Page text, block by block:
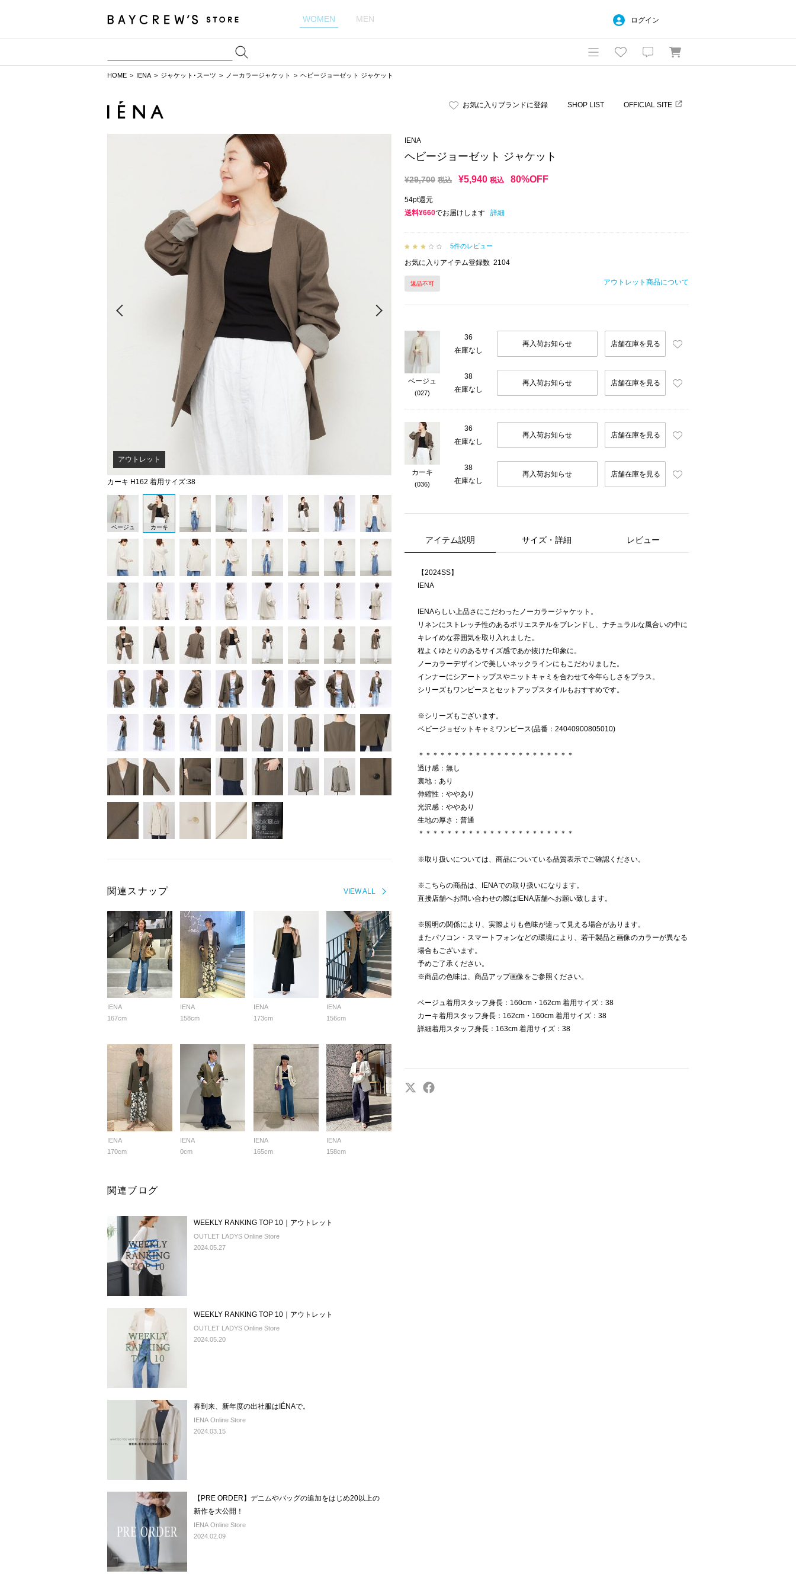
WOMEN MEN ログイン
HOME IENA ジャケット･スーツ ノーカラージャケット ヘビージョーゼット ジャケット
お気に入りブランドに登録 SHOP LIST OFFICIAL SITE
カーキ H162 着用サイズ:38
Next
アウトレット
ベージュ カーキ
VIEW ALL
関連スナップ
IENA
167cm
IENA
158cm
IENA
173cm
IENA
156cm
IENA
170cm
IENA
0cm
IENA
165cm
IENA
158cm
関連ブログ
WEEKLY RANKING TOP 10｜アウトレット
OUTLET LADYS Online Store
2024.05.27
WEEKLY RANKING TOP 10｜アウトレット
OUTLET LADYS Online Store
2024.05.20
春到来、新年度の出社服はIÉNAで。
IENA Online Store
2024.03.15
【PRE ORDER】デニムやバッグの追加をはじめ20以上の
新作を大公開！
IENA Online Store
2024.02.09
IENA
ヘビージョーゼット ジャケット
¥29,700 税込 ¥5,940 税込 80%OFF
54pt還元
送料¥660でお届けします 詳細
5件のレビュー
お気に入りアイテム登録数 2104
返品不可 アウトレット商品について
ベージュ
(027)
36
在庫なし
再入荷お知らせ 店舗在庫を見る
38
在庫なし
再入荷お知らせ 店舗在庫を見る
カーキ
(036)
36
在庫なし
再入荷お知らせ 店舗在庫を見る
38
在庫なし
再入荷お知らせ 店舗在庫を見る
アイテム説明 サイズ・詳細 レビュー
【2024SS】
IENA
IENAらしい上品さにこだわったノーカラージャケット。
リネンにストレッチ性のあるポリエステルをブレンドし、ナチュラルな風合いの中に
キレイめな雰囲気を取り入れました。
程よくゆとりのあるサイズ感であか抜けた印象に。
ノーカラーデザインで美しいネックラインにもこだわりました。
インナーにシアートップスやニットキャミを合わせて今年らしさをプラス。
シリーズもワンピースとセットアップスタイルもおすすめです。
※シリーズもございます。
ベビージョゼットキャミワンピース(品番：24040900805010)
＊＊＊＊＊＊＊＊＊＊＊＊＊＊＊＊＊＊＊＊＊＊
透け感：無し
裏地：あり
伸縮性：ややあり
光沢感：ややあり
生地の厚さ：普通
＊＊＊＊＊＊＊＊＊＊＊＊＊＊＊＊＊＊＊＊＊＊
※取り扱いについては、商品についている品質表示でご確認ください。
※こちらの商品は、IENAでの取り扱いになります。
直接店舗へお問い合わせの際はIENA店舗へお願い致します。
※照明の関係により、実際よりも色味が違って見える場合があります。
またパソコン・スマートフォンなどの環境により、若干製品と画像のカラーが異なる
場合もございます。
予めご了承ください。
※商品の色味は、商品アップ画像をご参照ください。
ベージュ着用スタッフ身長：160cm・162cm 着用サイズ：38
カーキ着用スタッフ身長：162cm・160cm 着用サイズ：38
詳細着用スタッフ身長：163cm 着用サイズ：38